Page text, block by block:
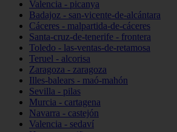
Valencia - picanya
Badajoz - san-vicente-de-alcántara
Cáceres - malpartida-de-cáceres
Santa-cruz-de-tenerife - frontera
Toledo - las-ventas-de-retamosa
Teruel - alcorisa
Zaragoza - zaragoza
Illes-balears - maó-mahón
Sevilla - pilas
Murcia - cartagena
Navarra - castejón
Valencia - sedaví